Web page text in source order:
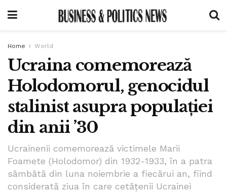
Home World
Ucraina comemorează
Holodomorul, genocidul
stalinist asupra populației
din anii ’30
Ucrainenii comemorează victimele Marii
Foamete (Holodomor) din 1932-1933, în a patra
sâmbătă din luna noiembrie a fiecărui an, fiind
considerată ziua în care cetăţenii Ucrainei